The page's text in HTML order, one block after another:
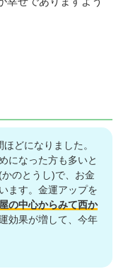
どになりました。
になった方も多いと
のとうし)で、お金
ます。金運アップを
の中心からみて西か
効果が増して、今年